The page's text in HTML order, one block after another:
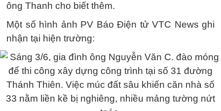
ông Thanh cho biết thêm.
Một số hình ảnh PV Báo Điện tử VTC News ghi
nhận tại hiện trường: